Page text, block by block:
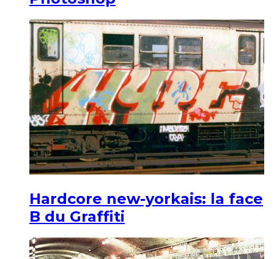
Hardcore new-yorkais: la face
B du Graffiti